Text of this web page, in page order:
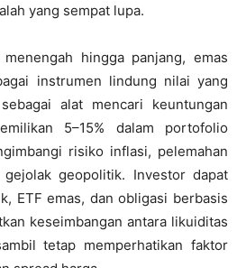
yang sempat lupa.
hingga panjang, emas
instrumen lindung nilai yang
alat mencari keuntungan
5–15% dalam portofolio
risiko inflasi, pelemahan
geopolitik. Investor dapat
ETF emas, dan obligasi berbasis
keseimbangan antara likuiditas
tetap memperhatikan faktor